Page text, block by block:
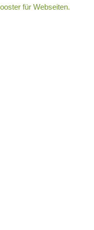
für Webseiten.